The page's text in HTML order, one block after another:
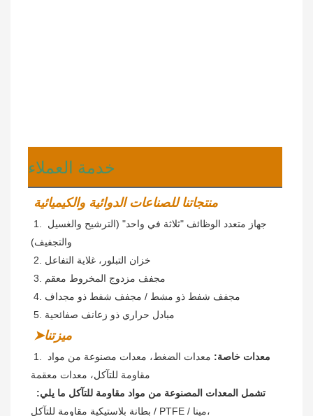
خدمة العملاء
منتجاتنا للصناعات الدوائية والكيميائية
والتجفيف)
2. خزان التبلور، غلاية التفاعل
3. مجفف مزدوج المخروط معقم
4. مجفف شفط ذو مشط / مجفف شفط ذو مجداف
5. مبادل حراري ذو زعانف صفائحية
➤ميزتنا
1. معدات خاصة:
مقاومة للتآكل، معدات معقمة
تشمل المعدات المصنوعة من مواد مقاومة للتآكل ما يلي:
بطانة بلاستيكية مقاومة للتآكل / PTFE / مينا،